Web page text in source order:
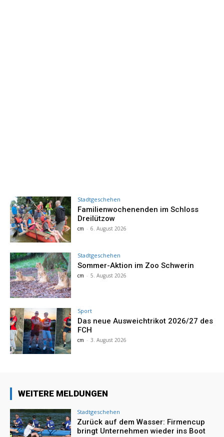
Stadtgeschehen
Familienwochenenden im Schloss
Dreilützow
cm - 6. August 2026
Stadtgeschehen
Sommer-Aktion im Zoo Schwerin
cm - 5. August 2026
Sport
Das neue Ausweichtrikot 2026/27 des
FCH
cm - 3. August 2026
WEITERE MELDUNGEN
Stadtgeschehen
Zurück auf dem Wasser: Firmencup
bringt Unternehmen wieder ins Boot